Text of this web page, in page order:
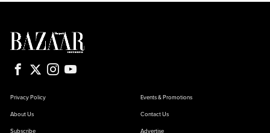
Privacy Policy Events & Promotions
About Us Contact Us
Subscribe Advertise